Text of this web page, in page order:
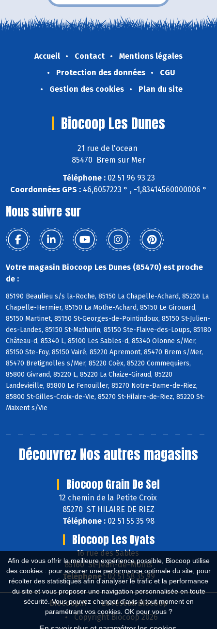
Afin de vous offrir la meilleure expérience possible, Biocoop utilise
des cookies : pour assurer une performance optimale du site, pour
récolter des statistiques afin d'analyser le trafic et la performance
du site et vous proposer une navigation personnalisée en toute
sécurité. Vous pouvez changer d'avis à tout moment en
paramétrant vos cookies. OK pour vous ?
Accueil Contact
Mentions légales
Protection des données
CGU
Gestion des cookies
Plan du site
Biocoop Les Dunes
21 rue de l'ocean
85470 Brem sur Mer
Téléphone :02 51 96 93 23
Coordonnées GPS : 46,6057223 ° , -1,83414560000006 °
Nous suivre sur
Votre magasin Biocoop Les Dunes (85470) est proche
de :
85190 Beaulieu s/s la-Roche, 85150 La Chapelle-Achard, 85220 La
Chapelle-Hermier, 85150 La Mothe-Achard, 85150 Le Girouard,
85150 Martinet, 85150 St-Georges-de-Pointindoux, 85150 St-Julien-
des-Landes, 85150 St-Mathurin, 85150 Ste-Flaive-des-Loups, 85180
Château-d, 85340 L, 85100 Les Sables-d, 85340 Olonne s/Mer,
85150 Ste-Foy, 85150 Vairé, 85220 Apremont, 85470 Brem s/Mer,
85470 Bretignolles s/Mer, 85220 Coëx, 85220 Commequiers,
85800 Givrand, 85220 L, 85220 La Chaize-Giraud, 85220
Landevieille, 85800 Le Fenouiller, 85270 Notre-Dame-de-Riez,
85800 St-Gilles-Croix-de-Vie, 85270 St-Hilaire-de-Riez, 85220 St-
Maixent s/Vie
Découvrez Nos autres magasins
Biocoop Grain De Sel
12 chemin de la Petite Croix
85270 ST HILAIRE DE RIEZ
Téléphone : 02 51 55 35 98
Biocoop Les Oyats
16 rue des Sables
85160 St-Jean-de-Monts
Téléphone :02 51 58 35 99
Biocoop.fr
Le réseau Biocoop
Copyright Biocoop 2026